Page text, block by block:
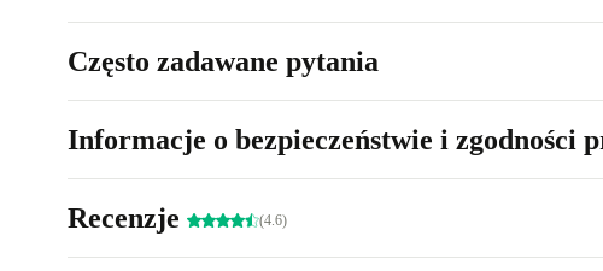
Często zadawane pytania
Informacje o bezpieczeństwie i zgodności
Recenzje (4.6)